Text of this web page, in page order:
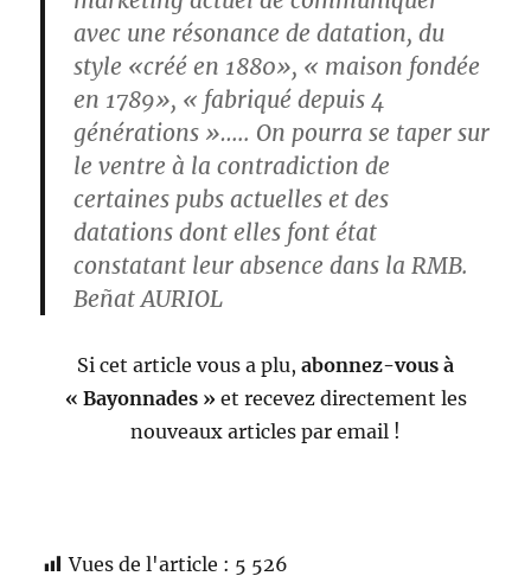
avec une résonance de datation, du
style «créé en 1880», « maison fondée
en 1789», « fabriqué depuis 4
générations »….. On pourra se taper sur
le ventre à la contradiction de
certaines pubs actuelles et des
datations dont elles font état
constatant leur absence dans la RMB.
Beñat AURIOL
Si cet article vous a plu, abonnez-vous à
« Bayonnades » et recevez directement les
nouveaux articles par email !
Vues de l'article : 5 526